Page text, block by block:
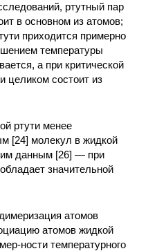
ртутный пар
в основном из атомов;
приходится примерно
температуры
а при критической
целиком состоит из
ртути менее
[24] молекул в жидкой
данным [26] — при
значительной
атомов
атомов жидкой
ности температурного